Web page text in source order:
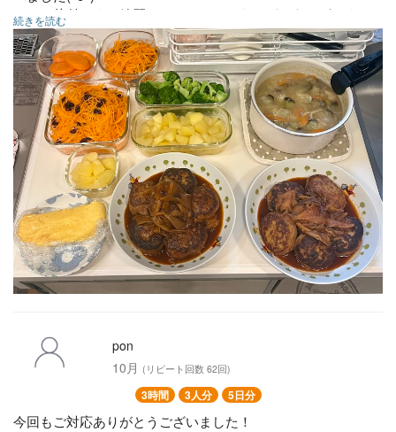
いつも片付けまで綺麗にしていただきありがとうございま
す！
またお願いします。
ハンバーグ
茹で野菜(ブロッコリー、人参)
卵焼き
キャロットラペ
味噌汁
りんごの甘煮
続きを読む
pon
10月 (リピート回数 62回)
3時間 3人分 5日分
今回もご対応ありがとうございました！